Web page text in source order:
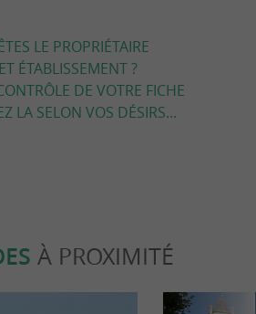
LE PROPRIÉTAIRE
ÉTABLISSEMENT ?
DE VOTRE FICHE
LA SELON VOS DÉSIRS...
À PROXIMITÉ